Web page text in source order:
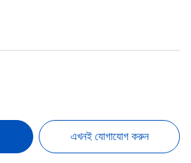
এখনই যোগাযোগ করুন